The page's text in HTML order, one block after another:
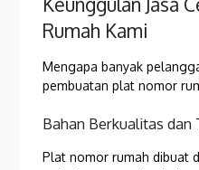
Rumah Kami
Mengapa banyak
pembuatan plat nomor
Bahan Berkualitas dan
Plat nomor rumah dibuat